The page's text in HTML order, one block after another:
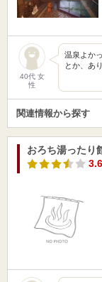
40代 女
性
温泉よか
とか、あ
関連情報から探す
おろち湯ったり